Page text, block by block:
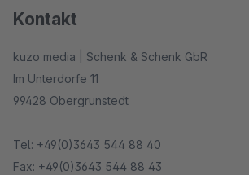
Kontakt
kuzo media | Schenk & Schenk GbR
Im Unterdorfe 11
99428 Obergrunstedt
Tel: +49(0)3643 544 88 40
Fax: +49(0)3643 544 88 43